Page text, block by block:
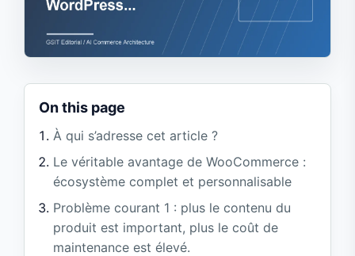
On this page
À qui s’adresse cet article ?
Le véritable avantage de WooCommerce :
écosystème complet et personnalisable
Problème courant 1 : plus le contenu du
produit est important, plus le coût de
maintenance est élevé.